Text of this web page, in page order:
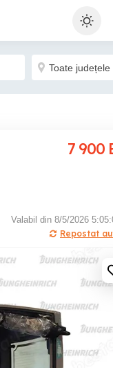
7 900
Valabil din 8/5/2026
Repostat